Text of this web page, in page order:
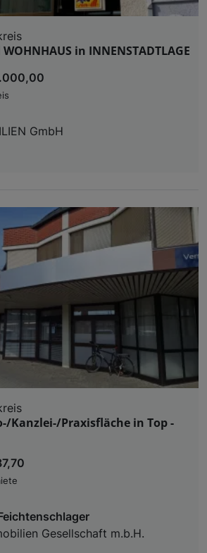
WOHNHAUS in INNENSTADTLAGE
GmbH
Kanzlei-/Praxisfläche in Top -
Gesellschaft m.b.H.